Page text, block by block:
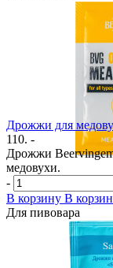
Дрожжи для
110. -
Дрожжи
медовухи.
-
В корзину В
Для пивовара